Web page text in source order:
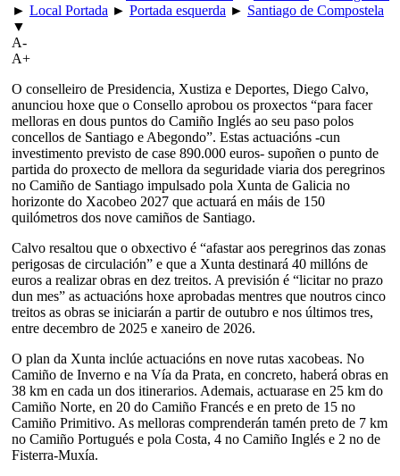
► Local Portada ► Portada esquerda ► Santiago de Compostela
▼
A-
A+
O conselleiro de Presidencia, Xustiza e Deportes, Diego Calvo,
anunciou hoxe que o Consello aprobou os proxectos “para facer
melloras en dous puntos do Camiño Inglés ao seu paso polos
concellos de Santiago e Abegondo”. Estas actuacións -cun
investimento previsto de case 890.000 euros- supoñen o punto de
partida do proxecto de mellora da seguridade viaria dos peregrinos
no Camiño de Santiago impulsado pola Xunta de Galicia no
horizonte do Xacobeo 2027 que actuará en máis de 150
quilómetros dos nove camiños de Santiago.
Calvo resaltou que o obxectivo é “afastar aos peregrinos das zonas
perigosas de circulación” e que a Xunta destinará 40 millóns de
euros a realizar obras en dez treitos. A previsión é “licitar no prazo
dun mes” as actuacións hoxe aprobadas mentres que noutros cinco
treitos as obras se iniciarán a partir de outubro e nos últimos tres,
entre decembro de 2025 e xaneiro de 2026.
O plan da Xunta inclúe actuacións en nove rutas xacobeas. No
Camiño de Inverno e na Vía da Prata, en concreto, haberá obras en
38 km en cada un dos itinerarios. Ademais, actuarase en 25 km do
Camiño Norte, en 20 do Camiño Francés e en preto de 15 no
Camiño Primitivo. As melloras comprenderán tamén preto de 7 km
no Camiño Portugués e pola Costa, 4 no Camiño Inglés e 2 no de
Fisterra-Muxía.